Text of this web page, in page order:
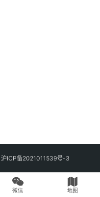
沪ICP备2021011539号-3
微信 地图